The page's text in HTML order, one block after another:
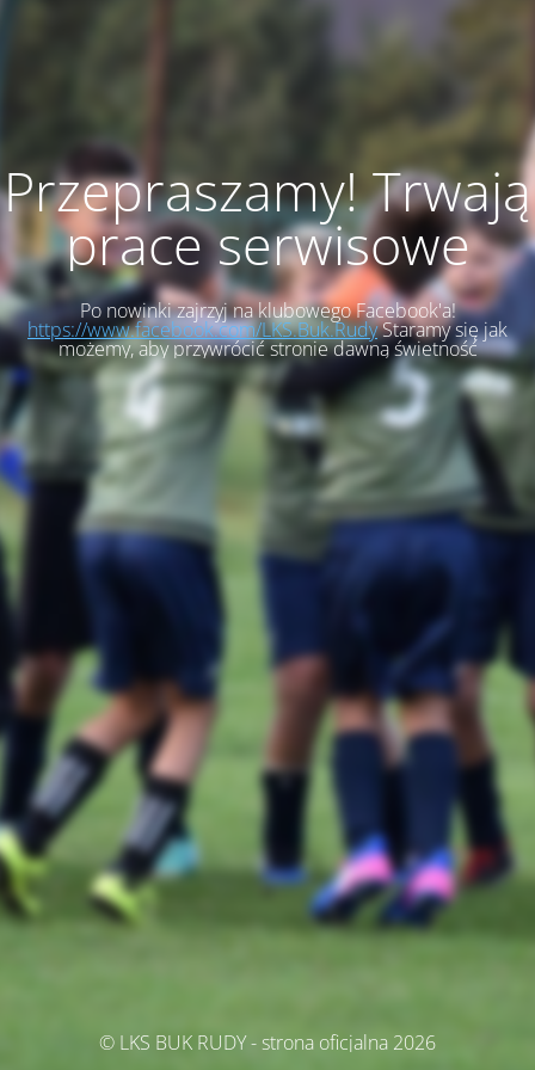
Przepraszamy! Trwają
prace serwisowe
Po nowinki zajrzyj na klubowego Facebook'a!
https://www.facebook.com/LKS.Buk.RudyStaramy się jak
możemy, aby przywrócić stronie dawną świetność
© LKS BUK RUDY - strona oficjalna 2026